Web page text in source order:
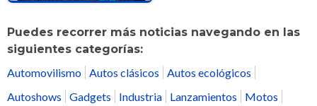
Puedes recorrer más noticias navegando en las
siguientes categorías:
Automovilismo Autos clásicos
Autos ecológicos
Autoshows
Gadgets Industria Lanzamientos
Motos